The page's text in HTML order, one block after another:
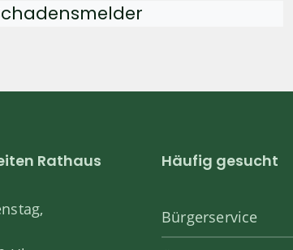
Rathaus Häufig gesucht
Bürgerservice